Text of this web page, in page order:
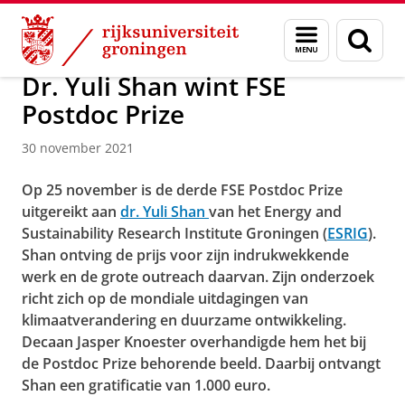
Skip
Content
Skip
Navigation
Menu
en
zoeken
Over ons Faculty of Science and Engineering Nieuws
Dr. Yuli Shan wint FSE
Postdoc Prize
30 november 2021
Op 25 november is de derde FSE Postdoc Prize
uitgereikt aan dr.Yuli Shan van het Energy and
Sustainability Research Institute Groningen (ESRIG).
Shan ontving de prijs voor zijn indrukwekkende
werk en de grote outreach daarvan. Zijn onderzoek
richt zich op de mondiale uitdagingen van
klimaatverandering en duurzame ontwikkeling.
Decaan Jasper Knoester overhandigde hem het bij
de Postdoc Prize behorende beeld. Daarbij ontvangt
Shan een gratificatie van 1.000 euro.